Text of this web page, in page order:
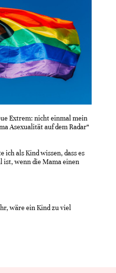
Extrem: nicht einmal mein
Asexualität auf dem Radar“
ich als Kind wissen, dass es
ist, wenn die Mama einen
wäre ein Kind zu viel